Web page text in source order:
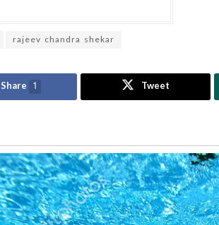
rajeev chandra shekar
Share 1 Tweet